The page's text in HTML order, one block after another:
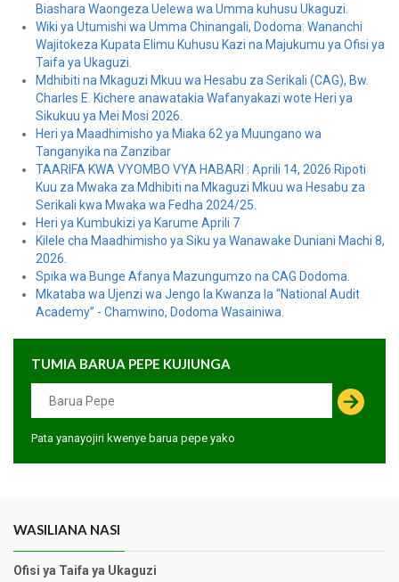
Biashara Waongeza Uelewa wa Umma kuhusu Ukaguzi.
Wiki ya Utumishi wa Umma Chinangali, Dodoma: Wananchi
Wajitokeza Kupata Elimu Kuhusu Kazi na Majukumu ya Ofisi ya
Taifa ya Ukaguzi.
Mdhibiti na Mkaguzi Mkuu wa Hesabu za Serikali (CAG), Bw.
Charles E. Kichere anawatakia Wafanyakazi wote Heri ya
Sikukuu ya Mei Mosi 2026.
Heri ya Maadhimisho ya Miaka 62 ya Muungano wa
Tanganyika na Zanzibar
TAARIFA KWA VYOMBO VYA HABARI : Aprili 14, 2026 Ripoti
Kuu za Mwaka za Mdhibiti na Mkaguzi Mkuu wa Hesabu za
Serikali kwa Mwaka wa Fedha 2024/25.
Heri ya Kumbukizi ya Karume Aprili 7
Kilele cha Maadhimisho ya Siku ya Wanawake Duniani Machi 8,
2026.
Spika wa Bunge Afanya Mazungumzo na CAG Dodoma.
Mkataba wa Ujenzi wa Jengo la Kwanza la “National Audit
Academy” - Chamwino, Dodoma Wasainiwa.
TUMIA BARUA PEPE KUJIUNGA
Pata yanayojiri kwenye barua pepe yako
WASILIANA NASI
Ofisi ya Taifa ya Ukaguzi